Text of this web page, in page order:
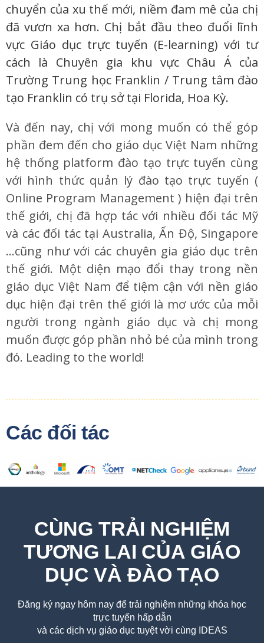
chuyển của xu thế mới, niềm đam mê của chị
đã vươn xa hơn. Chị bắt đầu theo đuổi lĩnh
vực Giáo dục trực tuyến (E-learning) với tư
cách là Chuyên gia khu vực Châu Á của
Trường Trung học Franklin / Trung tâm đào
tạo Franklin có trụ sở tại Florida, Hoa Kỳ.
Và đến nay, chị với mong muốn có thể góp
phần đem đến cho giáo dục Việt Nam những
hệ thống platform đào tạo trực tuyến cùng
với hình thức quản lý đào tạo trực tuyến (
Online Program Management ) hiện đại trên
thế giới, chị đã hợp tác với nhiều đối tác Mỹ
và các đối tác tại Australia, Ấn Độ, Singapore
…cũng như với các chuyên gia giáo dục trên
thế giới. Một diện mạo đổi thay trong nền
giáo dục Việt Nam để tiệm cận với nền giáo
dục hiện đại trên thế giới là mơ ước của mỗi
người trong ngành giáo dục và chị mong
muốn được góp phần nhỏ bé của mình trong
đó. Leading to the world!
Các đối tác
CÙNG TRẢI NGHIỆM
TƯƠNG LAI CỦA GIÁO
DỤC VÀ ĐÀO TẠO
Đăng ký ngay hôm nay để trải nghiệm những khóa học
trực tuyến hấp dẫn
và các dịch vụ giáo dục tuyệt vời cùng IDEAS